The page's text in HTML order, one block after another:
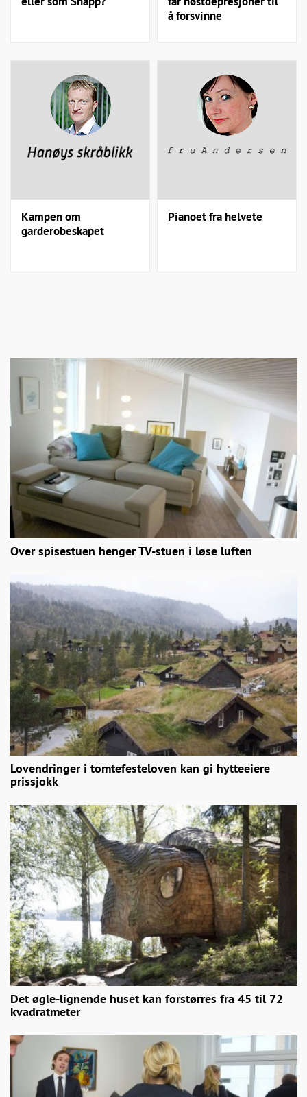
å forsvinne
Kampen om
garderobeskapet
Pianoet fra helvete
Over spisestuen henger TV-stuen i løse luften
Lovendringer i tomtefesteloven kan gi hytteeiere
prissjokk
Det øgle-lignende huset kan forstørres fra 45 til 72
kvadratmeter